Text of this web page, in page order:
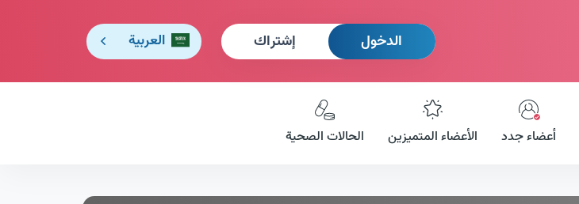
الدخول إشتراك العربية
أعضاء جدد الأعضاء المتميزين الحالات الصحية